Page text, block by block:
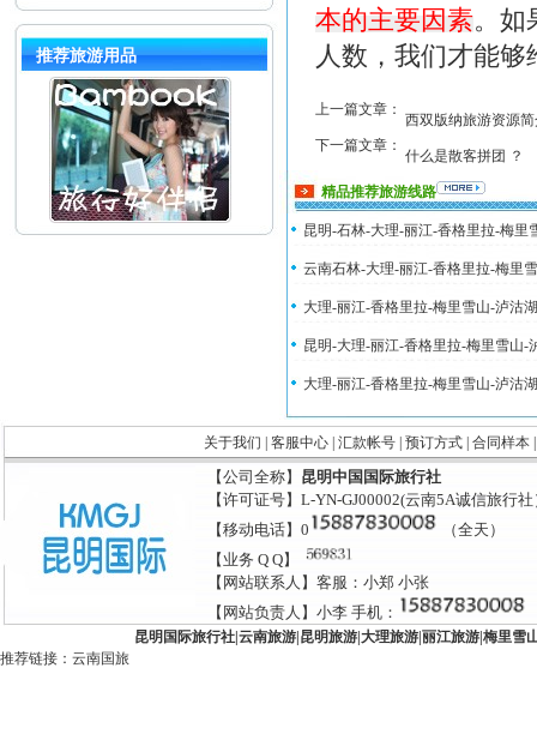
推荐旅游用品
本的主要因素。如
人数，我们才能
上一篇文章： 西双版纳旅游资源
下一篇文章： 什么是散客拼团 ？
精品推荐旅游线路
昆明-石林-大理-丽江-香格里拉-梅里
云南石林-大理-丽江-香格里拉-梅里
大理-丽江-香格里拉-梅里雪山-泸沽
昆明-大理-丽江-香格里拉-梅里雪山-
大理-丽江-香格里拉-梅里雪山-泸沽
关于我们 客服中心| 汇款帐号| 预订方式| 合同样本
【公司全称】 昆明中国国际旅行社
【许可证号】L-YN-GJ00002(云南5A诚信旅行社
【移动电话】0
（全天）
【业务 Q Q】
【网站联系人】客服：小郑 小张
【网站负责人】小李 手机：
昆明国际旅行社| 云南旅游| 昆明旅游| 大理旅游| 丽江旅游| 梅里雪
推荐链接： 云南国旅